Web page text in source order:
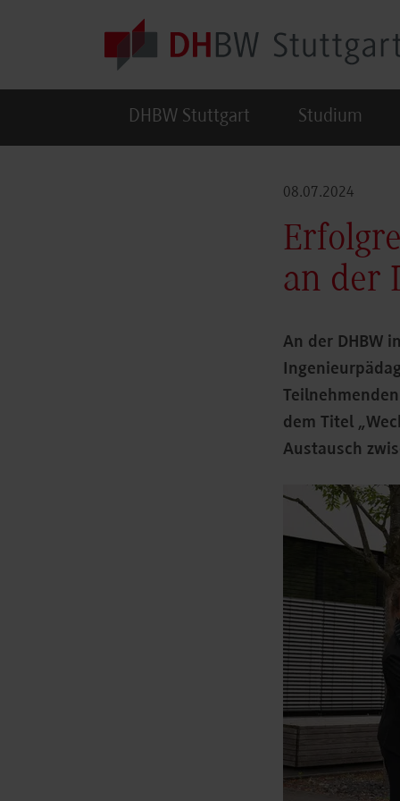
DHBW Stuttgart Studium
08.07.2024
an der
An der DHBW
dem Titel
Austausch